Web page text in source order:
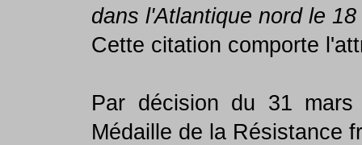
dans l'Atlantique nord le
Cette citation comporte
Par décision du 31
Médaille de la Résistance